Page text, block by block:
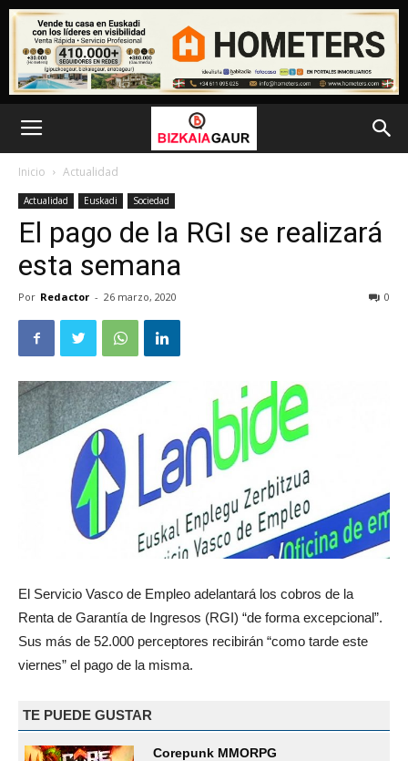
Inicio Actualidad
Actualidad Euskadi Sociedad
El pago de la RGI se realizará
esta semana
Por Redactor - 26 marzo, 2020 0
El Servicio Vasco de Empleo adelantará los cobros de la
Renta de Garantía de Ingresos (RGI) “de forma excepcional”.
Sus más de 52.000 perceptores recibirán “como tarde este
viernes” el pago de la misma.
TE PUEDE GUSTAR
Corepunk MMORPG